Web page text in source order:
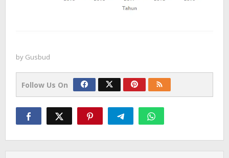
by Gusbud
Follow Us On